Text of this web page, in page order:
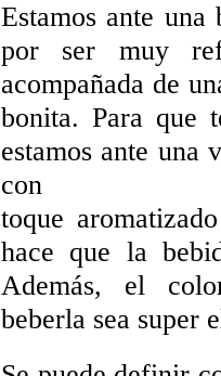
Estamos ante una
por ser muy
acompañada de
bonita. Para que
estamos ante una
toque
hace que la
Además, el
beberla sea super